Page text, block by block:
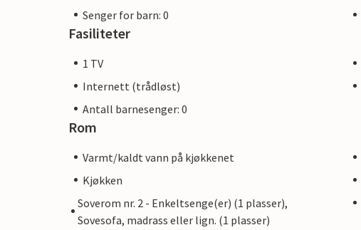
Senger for barn: 0
Fasiliteter
1 TV
Internett (trådløst)
Antall barnesenger: 0
Rom
Varmt/kaldt vann på kjøkkenet
Kjøkken
Soverom nr. 2 - Enkeltsenge(er) (1 plasser),
Sovesofa, madrass eller lign. (1 plasser)